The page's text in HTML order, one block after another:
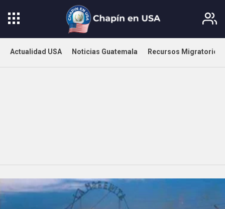
Actualidad USA Noticias Guatemala Recursos Migratorios